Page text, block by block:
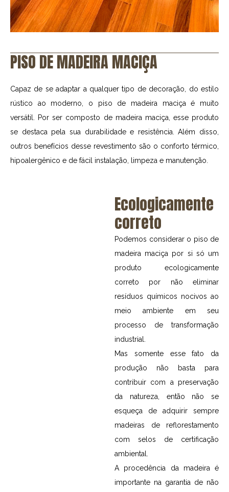
PISO DE MADEIRA MACIÇA
Capaz de se adaptar a qualquer tipo de decoração, do estilo
rústico ao moderno, o piso de madeira maciça é muito
versátil. Por ser composto de madeira maciça, esse produto
se destaca pela sua durabilidade e resistência. Além disso,
outros benefícios desse revestimento são o conforto térmico,
hipoalergênico e de fácil instalação, limpeza e manutenção.
Ecologicamente
correto
Podemos considerar o piso de
madeira maciça por si só um
produto ecologicamente
correto por não eliminar
resíduos químicos nocivos ao
meio ambiente em seu
processo de transformação
industrial.
Mas somente esse fato da
produção não basta para
contribuir com a preservação
da natureza, então não se
esqueça de adquirir sempre
madeiras de reflorestamento
com selos de certificação
ambiental.
A procedência da madeira é
importante na garantia de não